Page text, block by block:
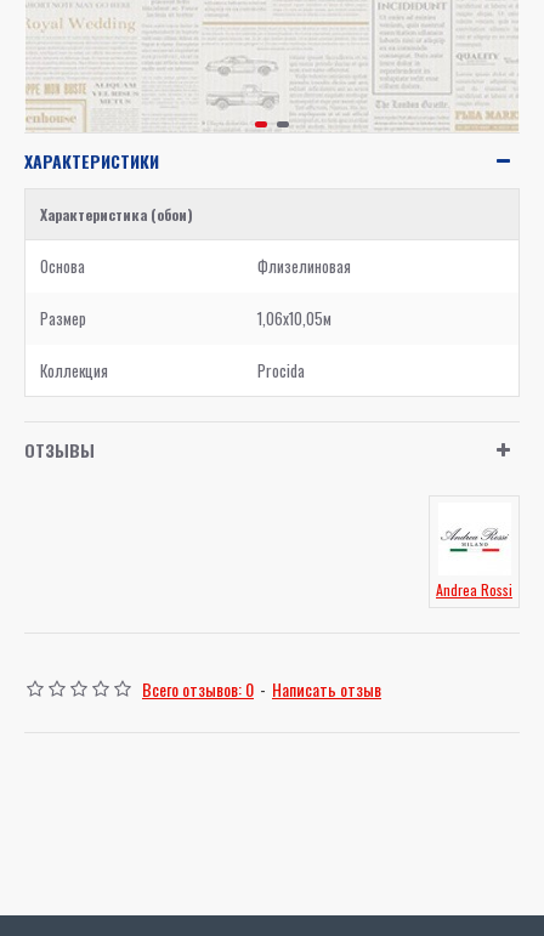
ХАРАКТЕРИСТИКИ
Характеристика (обои)
Основа Флизелиновая
Размер 1,06x10,05м
Коллекция Procida
ОТЗЫВЫ
Andrea Rossi
Всего отзывов: 0 - Написать отзыв